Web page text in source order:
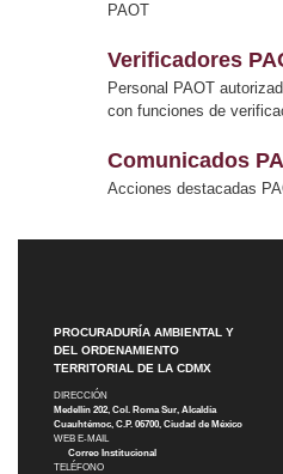
PAOT
Verificadores
Personal PAOT
con funciones de
Comunicados
Acciones destacadas
PROCURADURÍA AMBIENTAL Y
DEL ORDENAMIENTO
TERRITORIAL DE LA CDMX
DIRECCIÓN
Medellín 202, Col. Roma Sur, Alcaldía
Cuauhtémoc, C.P. 06700, Ciudad de México
WEB E-MAIL
Correo Institucional
TELÉFONO